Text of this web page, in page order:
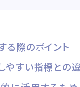
る際のポイント
やすい指標との